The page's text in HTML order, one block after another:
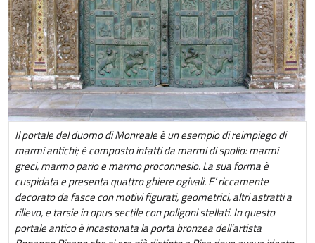
Il portale del duomo di Monreale è un esempio di reimpiego di
marmi antichi; è composto infatti da marmi di spolio: marmi
greci, marmo pario e marmo proconnesio. La sua forma è
cuspidata e presenta quattro ghiere ogivali. E’ riccamente
decorato da fasce con motivi figurati, geometrici, altri astratti a
rilievo, e tarsie in opus sectile con poligoni stellati. In questo
portale antico è incastonata la porta bronzea dell’artista